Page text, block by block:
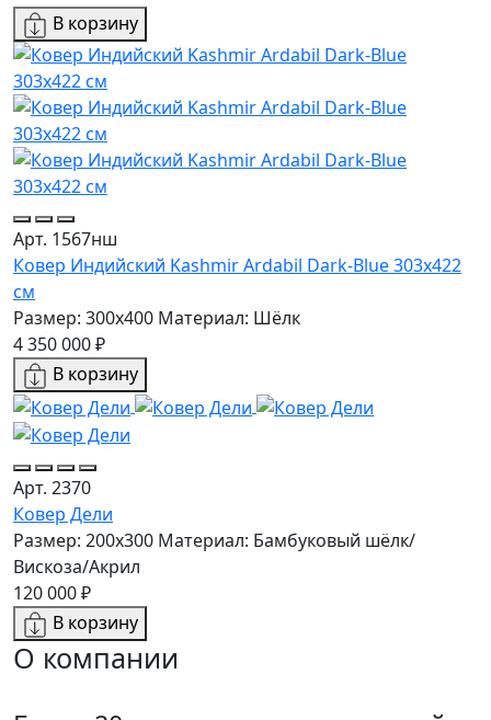
В корзину
Арт. 1567нш
Ковер Индийский Kashmir Ardabil Dark-Blue 303x422
см
Размер: 300x400 Материал: Шёлк
4 350 000 ₽
В корзину
Арт. 2370
Ковер Дели
Размер: 200x300 Материал: Бамбуковый шёлк/
Вискоза/Акрил
120 000 ₽
В корзину
О компании